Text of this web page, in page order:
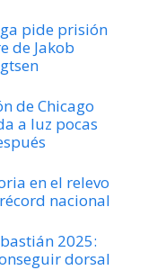
pide prisión
de Jakob
de Chicago
a luz pocas
en el relevo
nacional
2025:
dorsal